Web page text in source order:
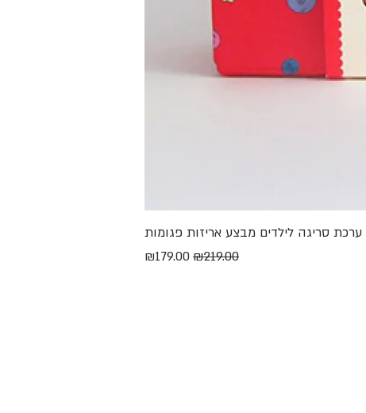
מחיר רגיל
₪219.00מחיר מבצע
₪179.00